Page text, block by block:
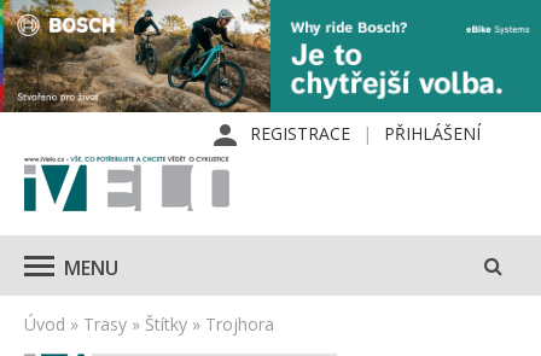
REGISTRACE PŘIHLÁŠENÍ
MENU
Úvod » Trasy » Štítky » Trojhora